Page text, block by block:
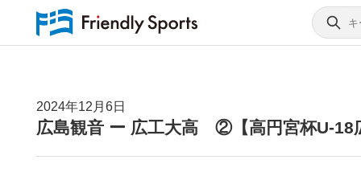
2024年12月6日
広島観音 ー 広工大高 ②【高円宮杯U-18